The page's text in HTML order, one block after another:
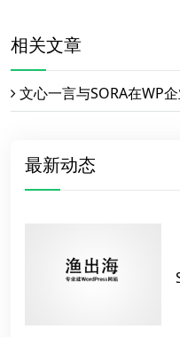
相关文章
文心一言与SORA在WP
最新动态